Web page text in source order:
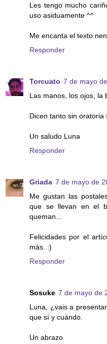
Les tengo mucho
uso asiduamente ^^
Me encanta el texto
Responder
Torcuato 7 de mayo
Las manos, los ojos, la
Dicen tanto sin oratoria
Un saludo Luna
Responder
Griada 7 de mayo de
Me gustan las
que se llevan en el
queman...
Felicidades por el
más. :)
Responder
Sosuke 7 de mayo de
Luna, ¿vais a
que sí y cuándo.
Un abrazo